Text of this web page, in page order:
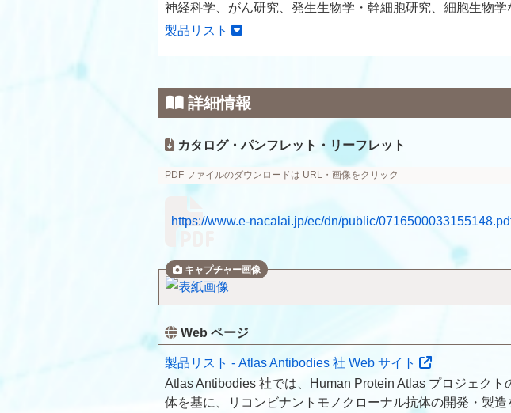
神経科学、がん研究、発生生物学・幹細胞研究、細胞生物学
製品リスト
詳細情報
カタログ・パンフレット・リーフレット
PDF ファイルのダウンロードは URL・画像をクリック
https://www.e-nacalai.jp/ec/dn/public/
Web ページ
製品リスト - Atlas Antibodies 社 Web サイト
Atlas Antibodies 社では、Human Protein Atlas プロジェクト
体を基に、リコンビナントモノクローナル抗体の開発・製